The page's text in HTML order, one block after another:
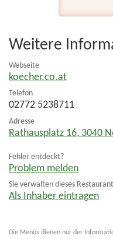
Weitere
Webseite
koecher.co.at
Telefon
02772 5238711
Adresse
Rathausplatz 16, 3040
Fehler entdeckt?
Problem melden
Sie verwalten dieses
Als Inhaber eintragen
Die Menüs dienen nur der